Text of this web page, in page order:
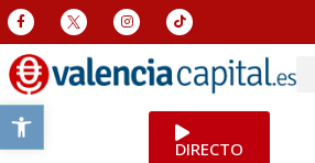
Abrir barra de herramientas
DIRECTO